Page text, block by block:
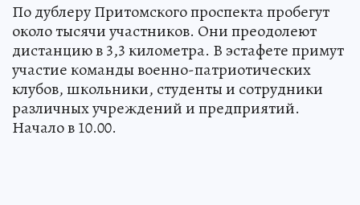
По дублеру Притомского проспекта пробегут
около тысячи участников. Они преодолеют
дистанцию в 3,3 километра. В эстафете примут
участие команды военно-патриотических
клубов, школьники, студенты и сотрудники
различных учреждений и предприятий.
Начало в 10.00.